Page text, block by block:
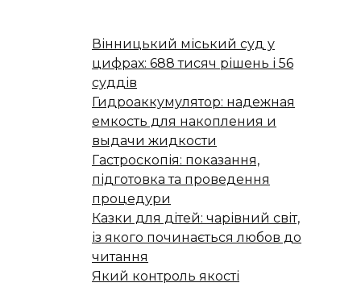
Вінницький міський суд у
цифрах: 688 тисяч рішень і 56
суддів
Гидроаккумулятор: надежная
емкость для накопления и
выдачи жидкости
Гастроскопія: показання,
підготовка та проведення
процедури
Казки для дітей: чарівний світ,
із якого починається любов до
читання
Який контроль якості